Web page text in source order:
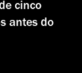
cinco
antes do